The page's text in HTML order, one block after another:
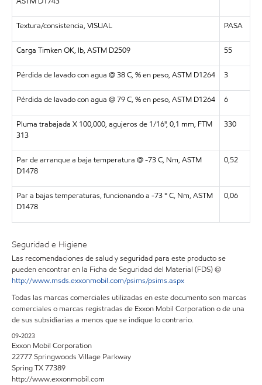
Textura/consistencia, VISUAL PASA
Carga Timken OK, lb, ASTM D2509 55
Pérdida de lavado con agua @ 38 C, % en peso, ASTM D1264 3
Pérdida de lavado con agua @ 79 C, % en peso, ASTM D1264 6
Pluma trabajada X 100,000, agujeros de 1/16", 0,1 mm, FTM
313
330
Par de arranque a baja temperatura @ -73 C, Nm, ASTM
D1478
0,52
Par a bajas temperaturas, funcionando a -73 ° C, Nm, ASTM
D1478
0,06
Seguridad e Higiene
Las recomendaciones de salud y seguridad para este producto se
pueden encontrar en la Ficha de Seguridad del Material (FDS) @
http://www.msds.exxonmobil.com/psims/psims.aspx
Todas las marcas comerciales utilizadas en este documento son marcas
comerciales o marcas registradas de Exxon Mobil Corporation o de una
de sus subsidiarias a menos que se indique lo contrario.
09-2023
Exxon Mobil Corporation
22777 Springwoods Village Parkway
Spring TX 77389
http://www.exxonmobil.com